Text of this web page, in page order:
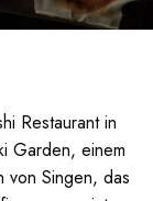
Restaurant in
Garden, einem
von Singen, das